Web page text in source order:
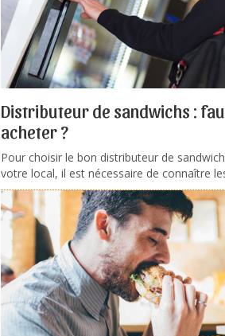
Distributeur de sandwichs :
acheter ?
Pour choisir le bon distributeur de
votre local, il est nécessaire de connaître